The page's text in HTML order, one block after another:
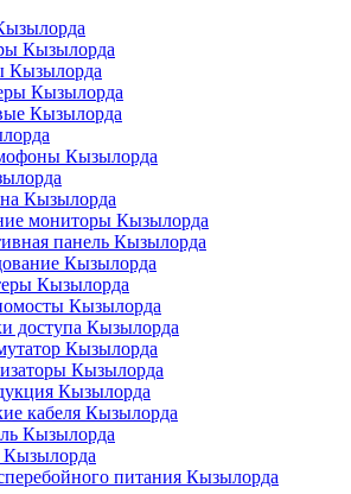
Кызылорда
Кызылорда
Кызылорда
Кызылорда
Кызылорда
Кызылорда
мониторы Кызылорда
панель Кызылорда
Кызылорда
Кызылорда
Кызылорда
доступа Кызылорда
Кызылорда
Кызылорда
Кызылорда
кабеля Кызылорда
Кызылорда
Кызылорда
питания Кызылорда